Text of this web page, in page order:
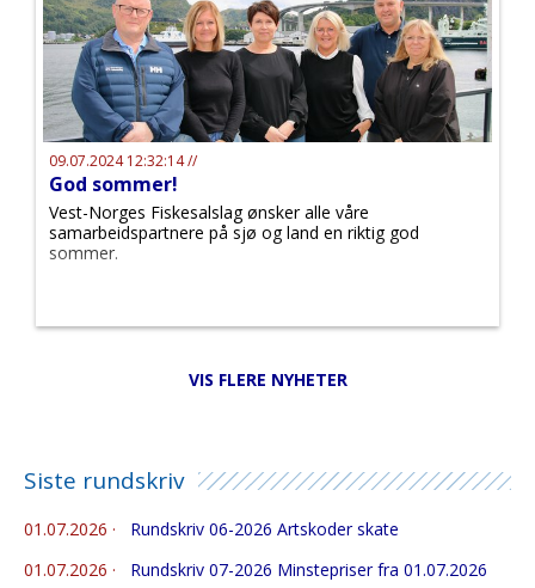
09.07.2024 12:32:14 //
God sommer!
Vest-Norges Fiskesalslag ønsker alle våre
samarbeidspartnere på sjø og land en riktig god
sommer.
VIS FLERE NYHETER
Siste rundskriv
01.07.2026 ·
Rundskriv 06-2026 Artskoder skate
01.07.2026 ·
Rundskriv 07-2026 Minstepriser fra 01.07.2026